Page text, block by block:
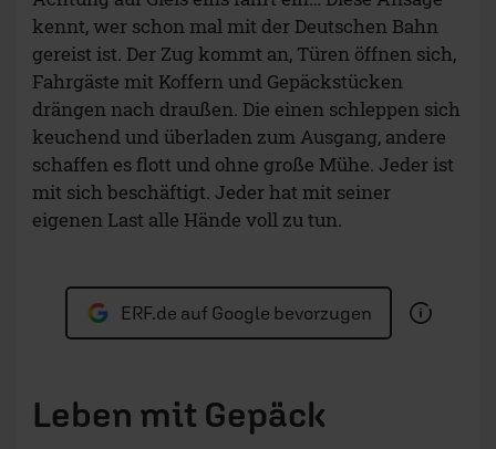
kennt, wer schon mal mit der Deutschen Bahn
gereist ist. Der Zug kommt an, Türen öffnen sich,
Fahrgäste mit Koffern und Gepäckstücken
drängen nach draußen. Die einen schleppen sich
keuchend und überladen zum Ausgang, andere
schaffen es flott und ohne große Mühe. Jeder ist
mit sich beschäftigt. Jeder hat mit seiner
eigenen Last alle Hände voll zu tun.
ERF.de auf Google bevorzugen
Leben mit Gepäck